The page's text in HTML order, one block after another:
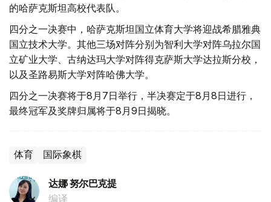
的哈萨克斯坦高校代表队。
四分之一决赛中，哈萨克斯坦国立体育大学将迎战希腊雅典
国立技术大学。其他三场对阵分别为智利大学对阵乌拉尔国
立矿业大学、古纳达玛大学对阵得克萨斯大学达拉斯分校，
以及圣路易斯大学对阵哈佛大学。
四分之一决赛将于8月7日举行，半决赛定于8月8日进行，
最终冠军及奖牌归属将于8月9日揭晓。
体育 国际象棋
达娜 努尔巴克提
编译